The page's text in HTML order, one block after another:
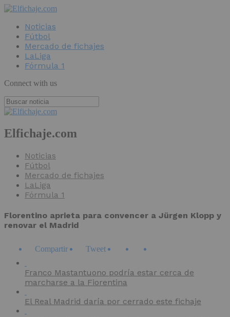
Noticias
Fútbol
Mercado de fichajes
LaLiga
Fórmula 1
Connect with us
Elfichaje.com
Noticias
Fútbol
Mercado de fichajes
LaLiga
Fórmula 1
Florentino aprieta para convencer a Jürgen Klopp y
renovar el Madrid
Compartir Tweet
Franco Mastantuono podría estar cerca de
marcharse a la Fiorentina
El Real Madrid daría por cerrado este fichaje